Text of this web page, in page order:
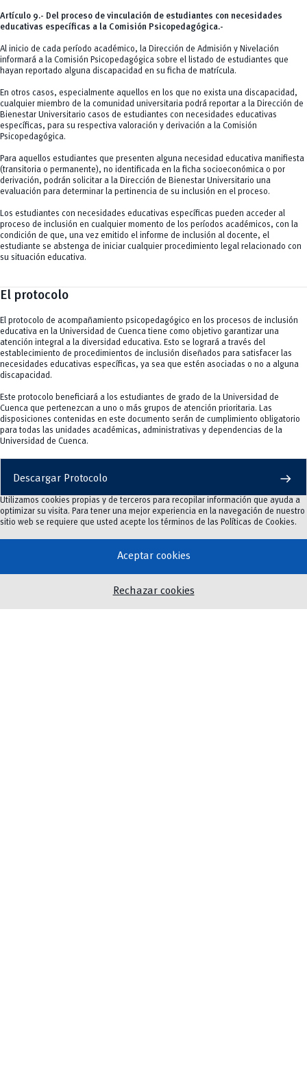
Artículo 9.- Del proceso de vinculación de estudiantes con necesidades
educativas específicas a la Comisión Psicopedagógica.-
Al inicio de cada período académico, la Dirección de Admisión y Nivelación
informará a la Comisión Psicopedagógica sobre el listado de estudiantes que
hayan reportado alguna discapacidad en su ficha de matrícula.
En otros casos, especialmente aquellos en los que no exista una discapacidad,
cualquier miembro de la comunidad universitaria podrá reportar a la Dirección de
Bienestar Universitario casos de estudiantes con necesidades educativas
específicas, para su respectiva valoración y derivación a la Comisión
Psicopedagógica.
Para aquellos estudiantes que presenten alguna necesidad educativa manifiesta
(transitoria o permanente), no identificada en la ficha socioeconómica o por
derivación, podrán solicitar a la Dirección de Bienestar Universitario una
evaluación para determinar la pertinencia de su inclusión en el proceso.
Los estudiantes con necesidades educativas específicas pueden acceder al
proceso de inclusión en cualquier momento de los períodos académicos, con la
condición de que, una vez emitido el informe de inclusión al docente, el
estudiante se abstenga de iniciar cualquier procedimiento legal relacionado con
su situación educativa.
El protocolo
El protocolo de acompañamiento psicopedagógico en los procesos de inclusión
educativa en la Universidad de Cuenca tiene como objetivo garantizar una
atención integral a la diversidad educativa. Esto se logrará a través del
establecimiento de procedimientos de inclusión diseñados para satisfacer las
necesidades educativas específicas, ya sea que estén asociadas o no a alguna
discapacidad.
Este protocolo beneficiará a los estudiantes de grado de la Universidad de
Cuenca que pertenezcan a uno o más grupos de atención prioritaria. Las
disposiciones contenidas en este documento serán de cumplimiento obligatorio
para todas las unidades académicas, administrativas y dependencias de la
Universidad de Cuenca.
Descargar Protocolo arrow_right_alt
Destacados
Utilizamos cookies propias y de terceros para recopilar información que ayuda a
optimizar su visita. Para tener una mejor experiencia en la navegación de nuestro
sitio web se requiere que usted acepte los términos de las Políticas de Cookies.
Aceptar cookies
Rechazar cookies